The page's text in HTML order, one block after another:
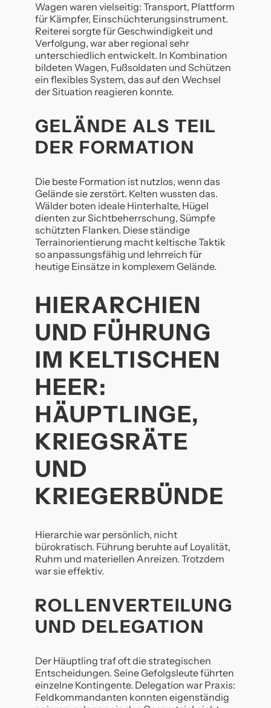
Wagen waren vielseitig: Transport, Plattform
für Kämpfer, Einschüchterungsinstrument.
Reiterei sorgte für Geschwindigkeit und
Verfolgung, war aber regional sehr
unterschiedlich entwickelt. In Kombination
bildeten Wagen, Fußsoldaten und Schützen
ein flexibles System, das auf den Wechsel
der Situation reagieren konnte.
GELÄNDE ALS TEIL
DER FORMATION
Die beste Formation ist nutzlos, wenn das
Gelände sie zerstört. Kelten wussten das.
Wälder boten ideale Hinterhalte, Hügel
dienten zur Sichtbeherrschung, Sümpfe
schützten Flanken. Diese ständige
Terrainorientierung macht keltische Taktik
so anpassungsfähig und lehrreich für
heutige Einsätze in komplexem Gelände.
HIERARCHIEN
UND FÜHRUNG
IM KELTISCHEN
HEER:
HÄUPTLINGE,
KRIEGSRÄTE
UND
KRIEGERBÜNDE
Hierarchie war persönlich, nicht
bürokratisch. Führung beruhte auf Loyalität,
Ruhm und materiellen Anreizen. Trotzdem
war sie effektiv.
ROLLENVERTEILUNG
UND DELEGATION
Der Häuptling traf oft die strategischen
Entscheidungen. Seine Gefolgsleute führten
einzelne Kontingente. Delegation war Praxis:
Feldkommandanten konnten eigenständig